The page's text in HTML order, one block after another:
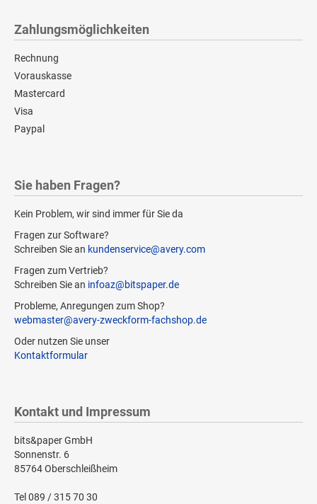
Zahlungsmöglichkeiten
Rechnung
Vorauskasse
Mastercard
Visa
Paypal
Sie haben Fragen?
Kein Problem, wir sind immer für Sie da
Fragen zur Software?
Schreiben Sie an kundenservice@avery.com
Fragen zum Vertrieb?
Schreiben Sie an infoaz@bitspaper.de
Probleme, Anregungen zum Shop?
webmaster@avery-zweckform-fachshop.de
Oder nutzen Sie unser
Kontaktformular
Kontakt und Impressum
bits&paper GmbH
Sonnenstr. 6
85764 Oberschleißheim
Tel 089 / 315 70 30